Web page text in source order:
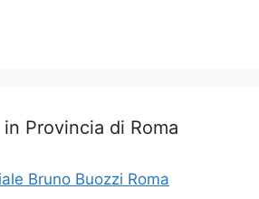
Provincia di Roma
Bruno Buozzi Roma